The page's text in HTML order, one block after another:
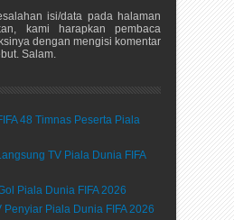
isi/data pada halaman
kami harapkan pembaca
dengan mengisi komentar
Salam.
48 Timnas Peserta Piala
TV Piala Dunia FIFA
Piala Dunia FIFA 2026
Penyiar Piala Dunia FIFA 2026